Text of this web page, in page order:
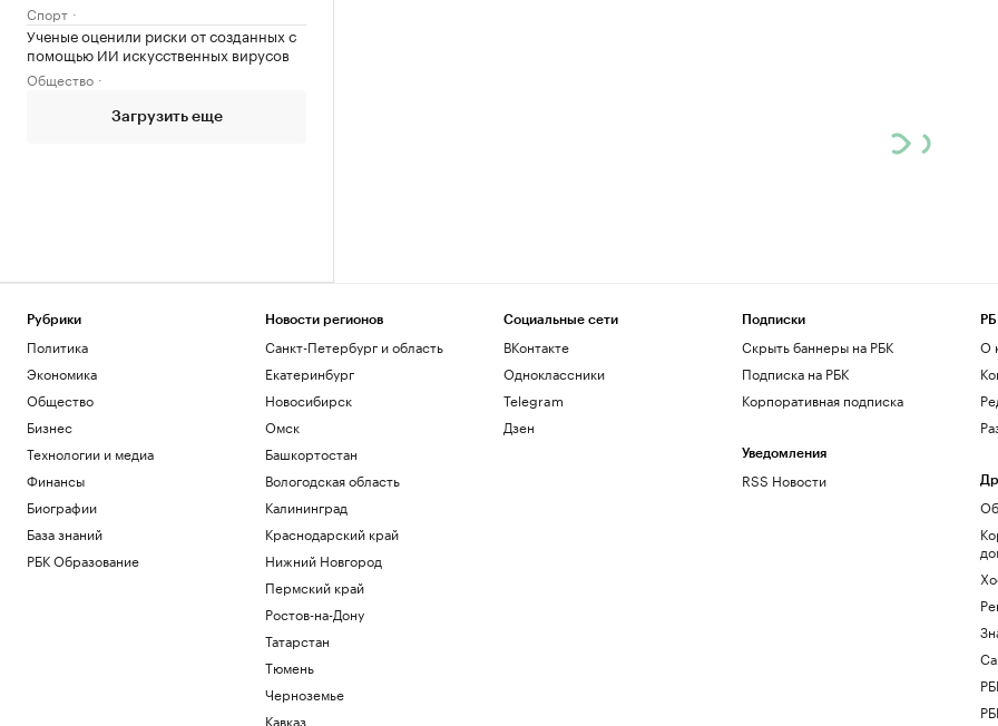
Спорт
Ученые оценили риски от созданных с
помощью ИИ искусственных вирусов
Общество
Загрузить еще
Рубрики
Политика
Экономика
Общество
Бизнес
Технологии и медиа
Финансы
Биографии
База знаний
РБК Образование
Новости регионов
Санкт-Петербург и область
Екатеринбург
Новосибирск
Омск
Башкортостан
Вологодская область
Калининград
Краснодарский край
Нижний Новгород
Пермский край
Ростов-на-Дону
Татарстан
Тюмень
Черноземье
Кавказ
Социальные сети
ВКонтакте
Одноклассники
Telegram
Дзен
Подписки
Скрыть баннеры на РБК
Подписка на РБК
Корпоративная подписка
Уведомления
RSS Новости
О